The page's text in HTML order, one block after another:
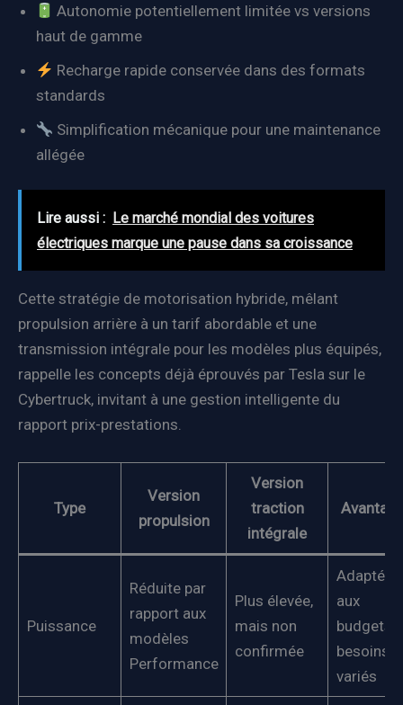
Autonomie potentiellement limitée vs versions
haut de gamme
Recharge rapide conservée dans des formats
standards
Simplification mécanique pour une maintenance
allégée
Lire aussi : Le marché mondial des voitures
électriques marque une pause dans sa croissance
Cette stratégie de motorisation hybride, mêlant
propulsion arrière à un tarif abordable et une
transmission intégrale pour les modèles plus équipés,
rappelle les concepts déjà éprouvés par Tesla sur le
Cybertruck, invitant à une gestion intelligente du
rapport prix-prestations.
Type
Version
propulsion
Version
traction
intégrale
Puissance
Réduite par
rapport aux
modèles
Performance
Plus élevée,
mais non
confirmée
Adaptée
aux
budgets
besoins
variés